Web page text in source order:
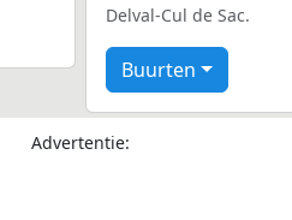
Delval-Cul de Sac.
Buurten
Advertentie: